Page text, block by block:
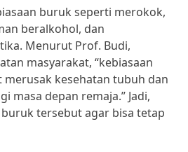
buruk seperti merokok,
beralkohol, dan
Menurut Prof. Budi,
masyarakat, “kebiasaan
kesehatan tubuh dan
masa depan remaja.” Jadi,
tersebut agar bisa tetap